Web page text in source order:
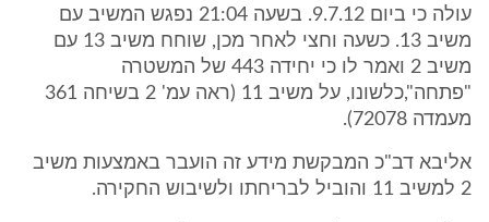
עולה כי ביום 9.7.12. בשעה 21:04 נפגש המשיב עם
משיב 13. כשעה וחצי לאחר מכן, שוחח משיב 13 עם
משיב 2 ואמר לו כי יחידה 443 של המשטרה
"פתחה",כלשונו, על משיב 11 (ראה עמ' 2 בשיחה 361
מעמדה 72078).
אליבא דב"כ המבקשת מידע זה הועבר באמצעות משיב
2 למשיב 11 והוביל לבריחתו ולשיבוש החקירה.